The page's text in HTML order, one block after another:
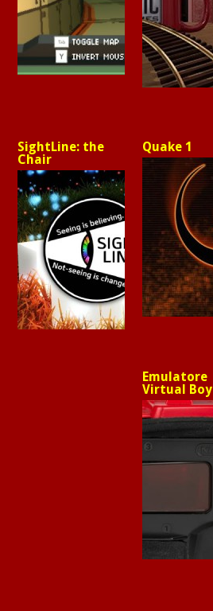
SightLine: the
Chair
Quake 1
Emulatore
Virtual Boy